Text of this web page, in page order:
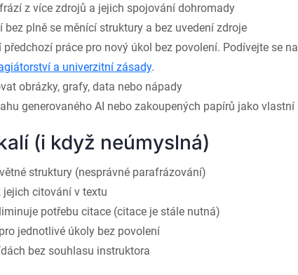
z více zdrojů a jejich spojování dohromady
bez plně se měnící struktury a bez uvedení zdroje
práce pro nový úkol bez povolení. Podívejte se na
a univerzitní zásady.
obrázky, grafy, data nebo nápady
generovaného AI nebo zakoupených papírů jako vlastní
(i když neúmyslná)
struktury (nesprávné parafrázování)
citování v textu
potřebu citace (citace je stále nutná)
jednotlivé úkoly bez povolení
bez souhlasu instruktora